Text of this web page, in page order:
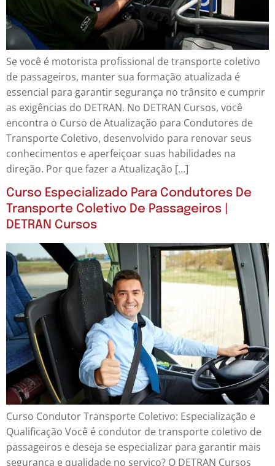
Se você é motorista profissional de transporte coletivo
de passageiros, manter sua formação atualizada é
essencial para garantir segurança no trânsito e cumprir
as exigências do DETRAN. No DETRAN Cursos, você
encontra o Curso de Atualização para Condutores de
Transporte Coletivo, desenvolvido para renovar seus
conhecimentos e aperfeiçoar suas habilidades na
direção. Por que fazer a Atualização […]
Curso Especializado Para Condutores De
Transporte Coletivo De Passageiros |
DETRAN Cursos
Curso Condutor Transporte Coletivo: Especialização e
Qualificação Você é condutor de transporte coletivo de
passageiros e deseja se especializar para garantir mais
segurança e qualidade no serviço? O DETRAN Cursos